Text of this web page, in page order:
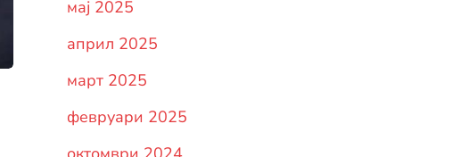
мај 2025
април 2025
март 2025
февруари 2025